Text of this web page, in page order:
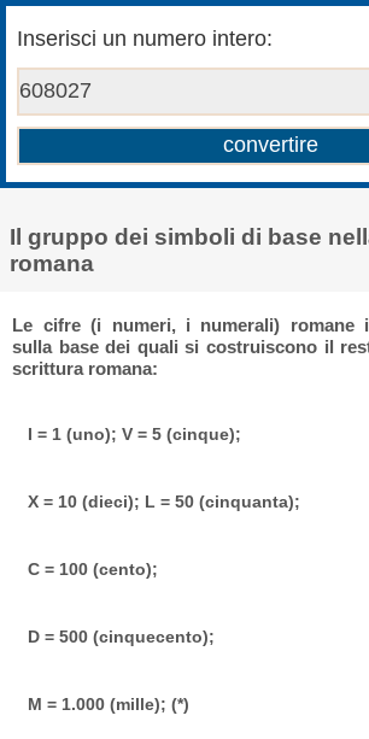
Inserisci un numero intero:
Il gruppo dei simboli di base
romana
Le cifre (i numeri, i numerali) romane
sulla base dei quali si costruiscono il
scrittura romana:
I = 1 (uno); V = 5 (cinque);
X = 10 (dieci); L = 50 (cinquanta);
C = 100 (cento);
D = 500 (cinquecento);
M = 1.000 (mille); (*)